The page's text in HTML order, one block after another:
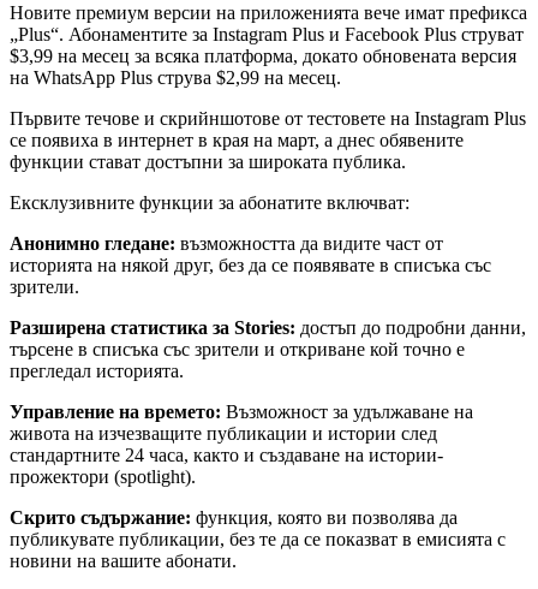
Новите премиум версии на приложенията вече имат префикса
„Plus“. Абонаментите за Instagram Plus и Facebook Plus струват
$3,99 на месец за всяка платформа, докато обновената версия
на WhatsApp Plus струва $2,99 ​​на месец.
Първите течове и скрийншотове от тестовете на Instagram Plus
се появиха в интернет в края на март, а днес обявените
функции стават достъпни за широката публика.
Ексклузивните функции за абонатите включват:
Анонимно гледане: възможността да видите част от
историята на някой друг, без да се появявате в списъка със
зрители.
Разширена статистика за Stories: достъп до подробни данни,
търсене в списъка със зрители и откриване кой точно е
прегледал историята.
Управление на времето: Възможност за удължаване на
живота на изчезващите публикации и истории след
стандартните 24 часа, както и създаване на истории-
прожектори (spotlight).
Скрито съдържание: функция, която ви позволява да
публикувате публикации, без те да се показват в емисията с
новини на вашите абонати.